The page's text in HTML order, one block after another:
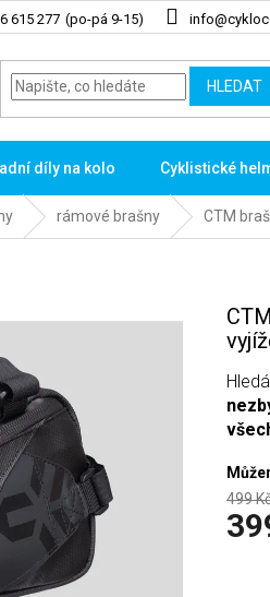
615 277
HLEDAT
díly na kolo Cyklistické
rámové brašny CTM
499